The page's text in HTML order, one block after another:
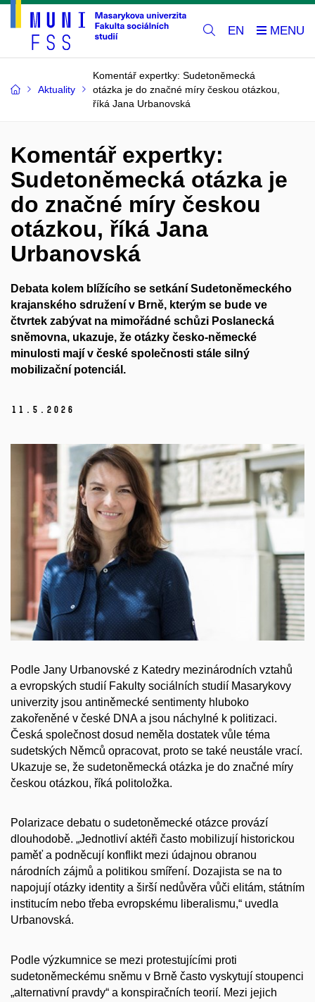
EN
Aktuality
Komentář expertky: Sudetoněmecká
otázka je do značné míry českou otázkou,
říká Jana Urbanovská
Komentář expertky:
Sudetoněmecká otázka je
do značné míry českou
otázkou, říká Jana
Urbanovská
Debata kolem blížícího se setkání Sudetoněmeckého
krajanského sdružení v Brně, kterým se bude ve
čtvrtek zabývat na mimořádné schůzi Poslanecká
sněmovna, ukazuje, že otázky česko-německé
minulosti mají v české společnosti stále silný
mobilizační potenciál.
11. 5. 2026
Podle Jany Urbanovské z Katedry mezinárodních vztahů
a evropských studií Fakulty sociálních studií Masarykovy
univerzity jsou antiněmecké sentimenty hluboko
zakořeněné v české DNA a jsou náchylné k politizaci.
Česká společnost dosud neměla dostatek vůle téma
sudetských Němců opracovat, proto se také neustále vrací.
Ukazuje se, že sudetoněmecká otázka je do značné míry
českou otázkou, říká politoložka.
Polarizace debatu o sudetoněmecké otázce provází
dlouhodobě. „Jednotliví aktéři často mobilizují historickou
paměť a podněcují konflikt mezi údajnou obranou
národních zájmů a politikou smíření. Dozajista se na to
napojují otázky identity a širší nedůvěra vůči elitám, státním
institucím nebo třeba evropskému liberalismu,“ uvedla
Urbanovská.
Podle výzkumnice se mezi protestujícími proti
sudetoněmeckému sněmu v Brně často vyskytují stoupenci
„alternativní pravdy“ a konspiračních teorií. Mezi jejich